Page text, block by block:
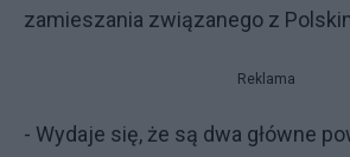
zamieszania związanego z
Reklama
- Wydaje się, że są dwa główne